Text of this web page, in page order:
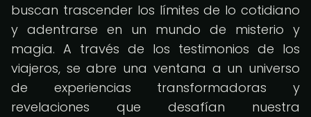
buscan trascender los límites de lo cotidiano
y adentrarse en un mundo de misterio y
magia. A través de los testimonios de los
viajeros, se abre una ventana a un universo
de experiencias transformadoras y
revelaciones que desafían nuestra